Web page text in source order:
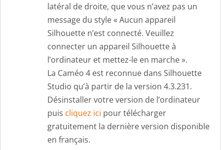
latéral de droite, que vous n’avez pas un
message du style « Aucun appareil
Silhouette n’est connecté. Veuillez
connecter un appareil Silhouette à
l’ordinateur et mettez-le en marche ».
La Caméo 4 est reconnue dans Silhouette
Studio qu’à partir de la version 4.3.231.
Désinstaller votre version de l’ordinateur
puis cliquez ici pour télécharger
gratuitement la dernière version disponible
en français.